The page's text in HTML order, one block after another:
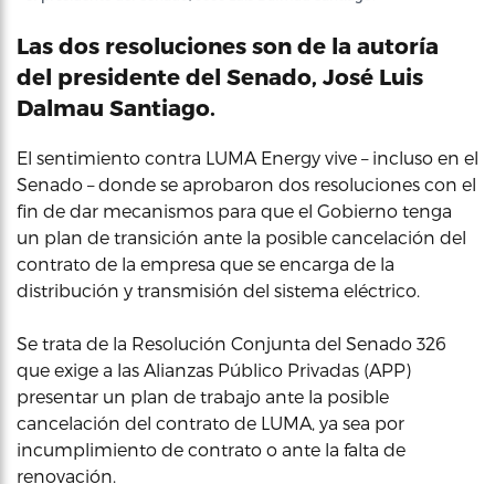
Las dos resoluciones son de la autoría
del presidente del Senado, José Luis
Dalmau Santiago.
El sentimiento contra LUMA Energy vive – incluso en el
Senado – donde se aprobaron dos resoluciones con el
fin de dar mecanismos para que el Gobierno tenga
un plan de transición ante la posible cancelación del
contrato de la empresa que se encarga de la
distribución y transmisión del sistema eléctrico.
Se trata de la Resolución Conjunta del Senado 326
que exige a las Alianzas Público Privadas (APP)
presentar un plan de trabajo ante la posible
cancelación del contrato de LUMA, ya sea por
incumplimiento de contrato o ante la falta de
renovación.